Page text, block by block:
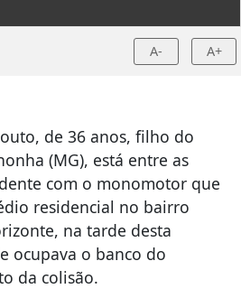
A- A+
de 36 anos, filho do
(MG), está entre as
com o monomotor que
residencial no bairro
na tarde desta
ocupava o banco do
da colisão.